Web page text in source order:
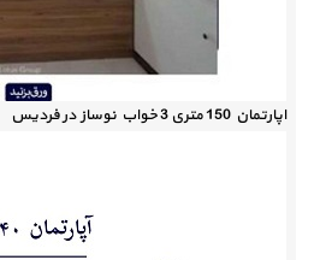
اپارتمان 150 متری 3 خواب نوساز در فردیس